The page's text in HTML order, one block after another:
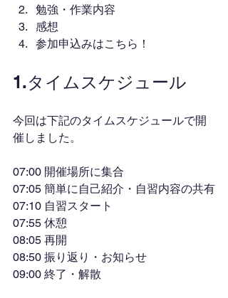
勉強・作業内容
感想
参加申込みはこちら！
1.タイムスケジュール
今回は下記のタイムスケジュールで開
催しました。
07:00 開催場所に集合
07:05 簡単に自己紹介・自習内容の共有
07:10 自習スタート
07:55 休憩
08:05 再開
08:50 振り返り・お知らせ
09:00 終了・解散